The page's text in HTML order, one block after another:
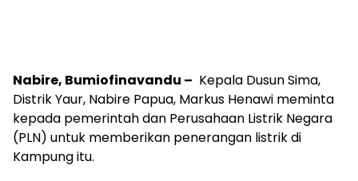
Nabire, Bumiofinavandu – Kepala Dusun Sima,
Distrik Yaur, Nabire Papua, Markus Henawi meminta
kepada pemerintah dan Perusahaan Listrik Negara
(PLN) untuk memberikan penerangan listrik di
Kampung itu.